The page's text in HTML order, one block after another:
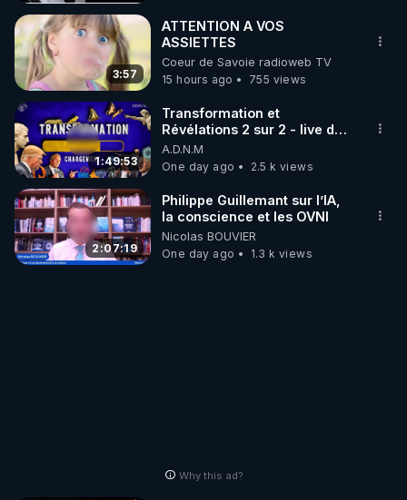
3:57
ATTENTION A VOS
ASSIETTES
Coeur de Savoie radioweb TV
15 hours ago
755 views
1:49:53
Transformation et
Révélations 2 sur 2 - live du
07/08/26
A.D.N.M
One day ago
2.5 k views
2:07:19
Philippe Guillemant sur l’IA,
la conscience et les OVNI
Nicolas BOUVIER
One day ago
1.3 k views
Why this ad?